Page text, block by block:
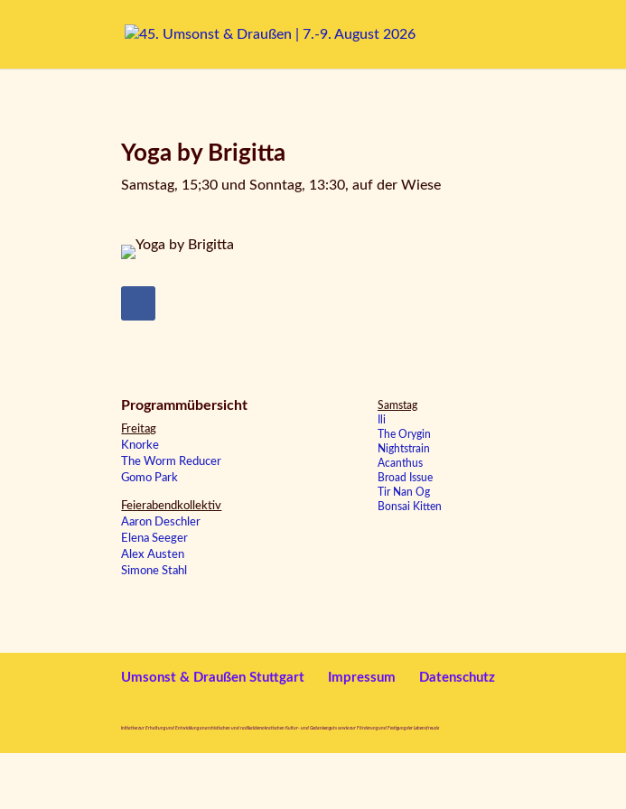
Yoga by Brigitta
Samstag, 15;30 und Sonntag, 13:30, auf der Wiese
Programmübersicht
Freitag
Knorke
The Worm Reducer
Gomo Park
Feierabendkollektiv
Aaron Deschler
Elena Seeger
Alex Austen
Simone Stahl
Samstag
Ili
The Orygin
Nightstrain
Acanthus
Broad Issue
Tir Nan Og
Bonsai Kitten
Umsonst & Draußen Stuttgart Impressum Datenschutz
Initiative zur Erhaltung und Entwicklung anarchistischen und radikaldemokratischen Kultur- und Gedankenguts sowie zur Förderung und Festigung der Lebensfreude